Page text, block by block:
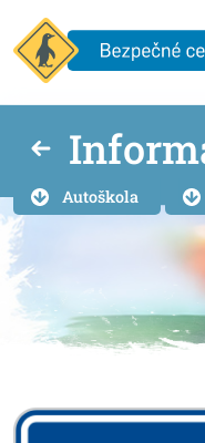
Autoškola